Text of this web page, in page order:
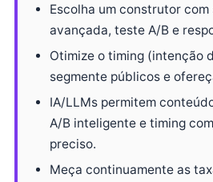
Escolha um construtor
avançada, teste A/B e
Otimize o timing (intenção
segmente públicos e
IA/LLMs permitem
A/B inteligente e timing
preciso.
Meça continuamente as